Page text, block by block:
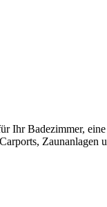
Ihr Badezimmer,
Zaunanlagen